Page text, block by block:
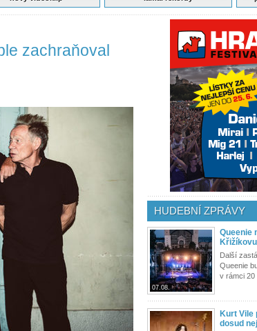
zachraňoval
HUDEBNÍ ZPRÁVY
07.08.
Queenie
Další
Queenie
v rámci 20
Kurt Vile
dosud